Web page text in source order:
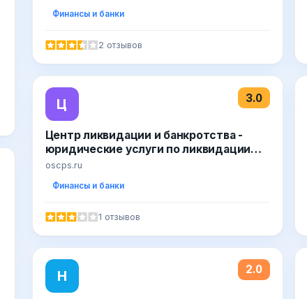
Финансы и банки
2 отзывов
Ц 3.0
Центр ликвидации и банкротства -
юридические услуги по ликвидации
юридических лиц и банкротству
oscps.ru
Финансы и банки
1 отзывов
H 2.0